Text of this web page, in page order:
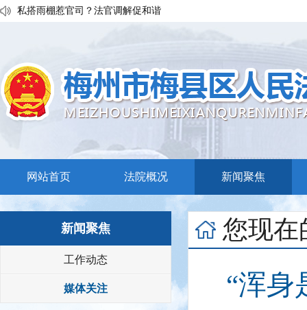
执行发力兑现交通赔付！梅县区法院温情调解保障民生诉求
网站首页 法院概况 新闻聚焦
新闻聚焦
工作动态
媒体关注
您现
“浑身